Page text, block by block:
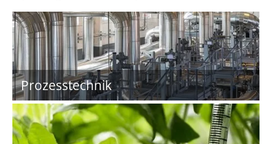
Prozesstechnik